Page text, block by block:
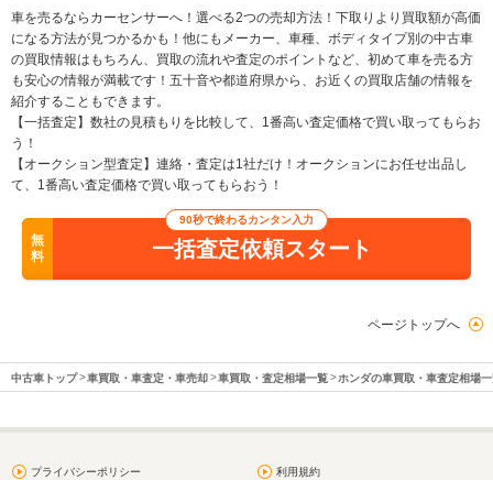
車を売るならカーセンサーへ！選べる2つの売却方法！下取りより買取額が高価
になる方法が見つかるかも！他にもメーカー、車種、ボディタイプ別の中古車
の買取情報はもちろん、買取の流れや査定のポイントなど、初めて車を売る方
も安心の情報が満載です！五十音や都道府県から、お近くの買取店舗の情報を
紹介することもできます。
【一括査定】数社の見積もりを比較して、1番高い査定価格で買い取ってもらお
う！
【オークション型査定】連絡・査定は1社だけ！オークションにお任せ出品し
て、1番高い査定価格で買い取ってもらおう！
無
料
90秒で終わるカンタン入力
一括査定依頼スタート
ページトップへ
中古車トップ 車買取・車査定・車売却 車買取・査定相場一覧 ホンダの車買取・車査定相場
プライバシーポリシー 利用規約